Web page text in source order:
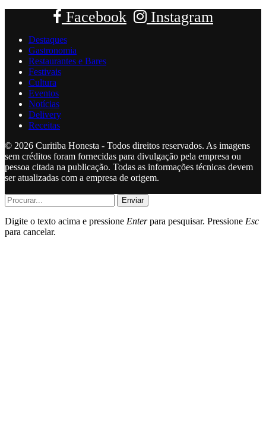
Facebook Instagram
Destaques
Gastronomia
Restaurantes e Bares
Festivais
Cultura
Eventos
Notícias
Delivery
Receitas
© 2026 Curitiba Honesta - Todos direitos reservados. As imagens
sem créditos foram fornecidas para divulgação pela empresa ou
pessoa citada na publicação. Todas as informações técnicas devem
ser atualizadas com a empresa de origem.
Enviar
Digite o texto acima e pressione Enterpara pesquisar. Pressione Esc
para cancelar.